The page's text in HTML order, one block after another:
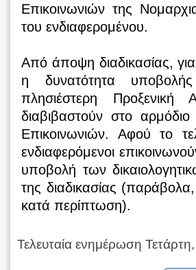
Επικοινωνιών της
του ενδιαφερομένου.
Από άποψη διαδικασίας,
η δυνατότητα
πλησιέστερη
διαβιβαστούν στο
Επικοινωνιών. Αφού το
ενδιαφερόμενοι
υποβολή των
της διαδικασίας (παράβολα,
κατά περίπτωση).
Τελευταία ενημέρωση